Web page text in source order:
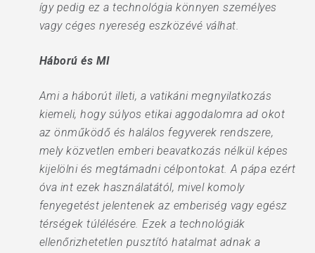
így pedig ez a technológia könnyen személyes
vagy céges nyereség eszközévé válhat.
Háború és MI
Ami a háborút illeti, a vatikáni megnyilatkozás
kiemeli, hogy súlyos etikai aggodalomra ad okot
az önműködő és halálos fegyverek rendszere,
mely közvetlen emberi beavatkozás nélkül képes
kijelölni és megtámadni célpontokat. A pápa ezért
óva int ezek használatától, mivel komoly
fenyegetést jelentenek az emberiség vagy egész
térségek túlélésére. Ezek a technológiák
ellenőrizhetetlen pusztító hatalmat adnak a